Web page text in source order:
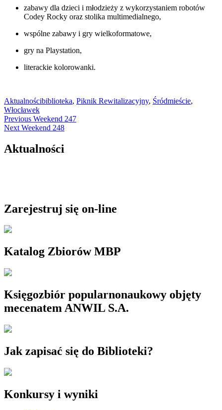
zabawy dla dzieci i młodzieży z wykorzystaniem robotów
Codey Rocky oraz stolika multimedialnego,
wspólne zabawy i gry wielkoformatowe,
gry na Playstation,
literackie kolorowanki.
Aktualnościbiblioteka, Piknik Rewitalizacyjny, Śródmieście,
Włocławek
Nawigacja
wpisu
Previous Previous
post:
Weekend 247
Next Next
Weekend 248
Aktualności
Zarejestruj się on-line
Katalog Zbiorów MBP
Księgozbiór popularnonaukowy objęty
mecenatem ANWIL S.A.
Jak zapisać się do Biblioteki?
Konkursy i wyniki